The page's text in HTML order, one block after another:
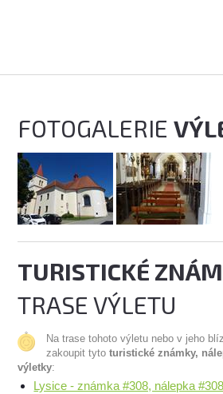
FOTOGALERIE
TURISTICKÉ
TRASE VÝLETU
Na trase tohoto výletu nebo v jeho
zakoupit tytoturistické známky,
výletky:
Lysice - známka #308, nálepka #308